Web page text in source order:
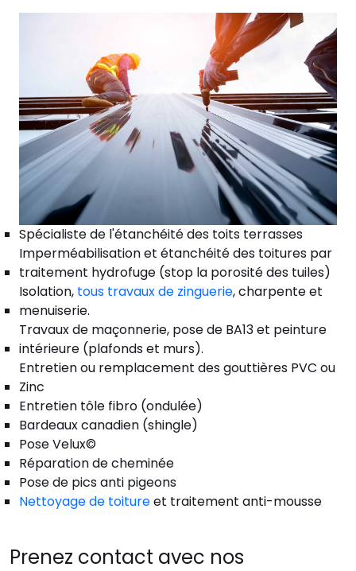
Spécialiste de l'étanchéité des toits terrasses
Imperméabilisation et étanchéité des toitures par
traitement hydrofuge (stop la porosité des tuiles)
Isolation, tous travaux de zinguerie, charpente et
menuiserie.
Travaux de maçonnerie, pose de BA13 et peinture
intérieure (plafonds et murs).
Entretien ou remplacement des gouttières PVC ou
Zinc
Entretien tôle fibro (ondulée)
Bardeaux canadien (shingle)
Pose Velux©
Réparation de cheminée
Pose de pics anti pigeons
Nettoyage de toitureet traitement anti-mousse
Prenez contact avec nos